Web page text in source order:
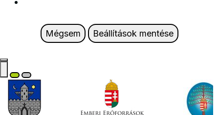
Mégsem Beállítások mentése